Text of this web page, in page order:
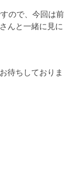
ので、今回は前
んと一緒に見に
待ちしておりま